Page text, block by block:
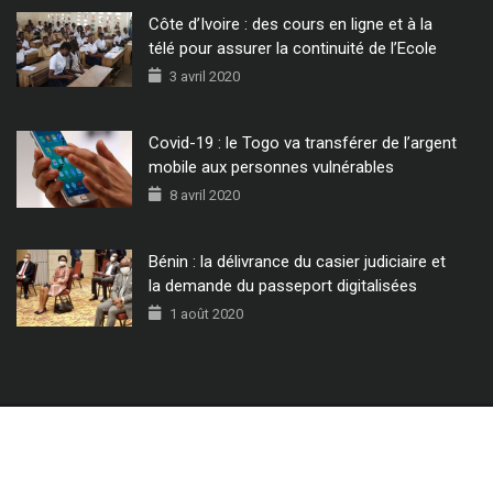
Côte d’Ivoire : des cours en ligne et à la
télé pour assurer la continuité de l’Ecole
3 avril 2020
Covid-19 : le Togo va transférer de l’argent
mobile aux personnes vulnérables
8 avril 2020
Bénin : la délivrance du casier judiciaire et
la demande du passeport digitalisées
1 août 2020